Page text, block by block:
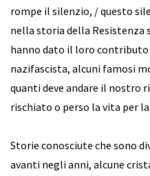
rompe il silenzio, / questo
nella storia della
hanno dato il loro
nazifascista, alcuni famosi
quanti deve andare il nostro
rischiato o perso la vita per
Storie conosciute che sono
avanti negli anni, alcune